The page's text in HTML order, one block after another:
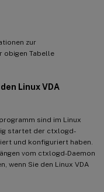
zur
obigen Tabelle
Linux VDA
sind im Linux
startet der ctxlogd-
und konfiguriert haben.
vom ctxlogd-Daemon
wenn Sie den Linux VDA